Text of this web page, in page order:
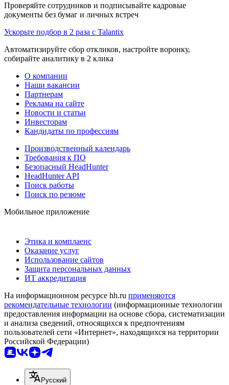
Проверяйте сотрудников и подписывайте кадровые
документы без бумаг и личных встреч
Ускорьте подбор в 2 раза с Talantix
Автоматизируйте сбор откликов, настройте воронку,
собирайте аналитику в 2 клика
О компании
Наши вакансии
Партнерам
Реклама на сайте
Новости и статьи
Инвесторам
Кандидаты по профессиям
Производственный календарь
Требования к ПО
Безопасный HeadHunter
HeadHunter API
Поиск работы
Поиск по резюме
Мобильное приложение
Этика и комплаенс
Оказание услуг
Использование сайтов
Защита персональных данных
ИТ аккредитация
На информационном ресурсе hh.ru применяются
рекомендательные технологии (информационные технологии
предоставления информации на основе сбора, систематизации
и анализа сведений, относящихся к предпочтениям
пользователей сети «Интернет», находящихся на территории
Российской Федерации)
Русский